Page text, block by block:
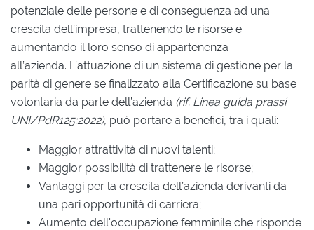
potenziale delle persone e di conseguenza ad una
crescita dell’impresa, trattenendo le risorse e
aumentando il loro senso di appartenenza
all’azienda. L’attuazione di un sistema di gestione per la
parità di genere se finalizzato alla Certificazione su base
volontaria da parte dell’azienda (rif. Linea guida prassi
UNI/PdR125:2022), può portare a benefici, tra i quali:
Maggior attrattività di nuovi talenti;
Maggior possibilità di trattenere le risorse;
Vantaggi per la crescita dell’azienda derivanti da
una pari opportunità di carriera;
Aumento dell'occupazione femminile che risponde